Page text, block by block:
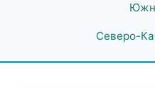
Северо-